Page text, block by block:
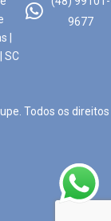
|
SC
9677
Todos os direitos